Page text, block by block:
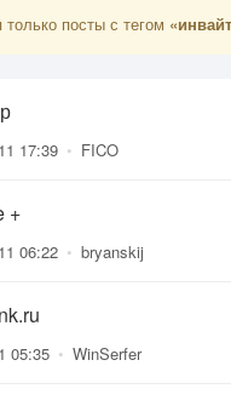
посты с тегом
17:39 • FICO
+
06:22 • bryanskij
05:35 • WinSerfer